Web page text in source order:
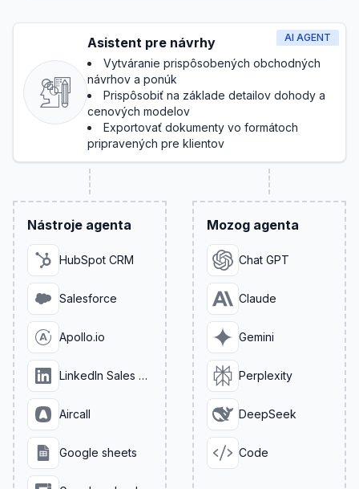
AI AGENT
Asistent pre návrhy
Vytváranie prispôsobených obchodných
návrhov a ponúk
Prispôsobiť na základe detailov dohody a
cenových modelov
Exportovať dokumenty vo formátoch
pripravených pre klientov
Nástroje agenta
HubSpot CRM
Salesforce
Apollo.io
LinkedIn Sales Navigator
Aircall
Google sheets
Mozog agenta
Chat GPT
Claude
Gemini
Perplexity
DeepSeek
Code